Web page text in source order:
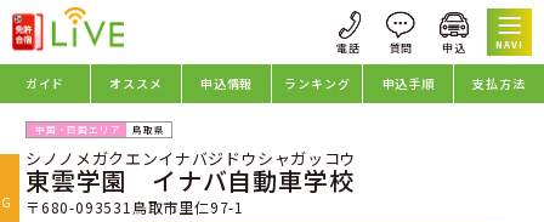
NAVI
ガイド オススメ 申込情報 ランキング 申込手順 支払方法
鳥取県
シノノメガクエンイナバジドウシャガッコウ
東雲学園 イナバ自動車学校
〒680-093531鳥取市里仁97-1